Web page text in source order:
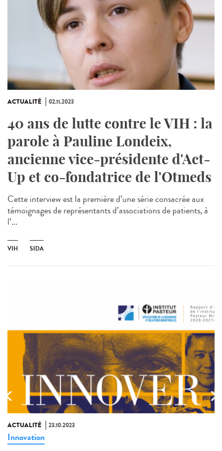
ACTUALITÉ 02.11.2023
40 ans de lutte contre le VIH : la
parole à Pauline Londeix,
ancienne vice-présidente d'Act-
Up et co-fondatrice de l'Otmeds
Cette interview est la première d’une série consacrée aux
témoignages de représentants d’associations de patients, à
l’...
VIH SIDA
ACTUALITÉ 23.10.2023
Innovation